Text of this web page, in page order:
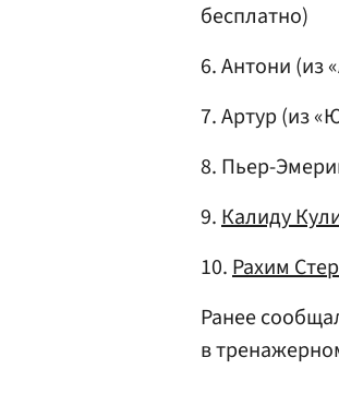
беcплатно)
6. Антони (из
7. Артур (из
8. Пьер-
9.Калиду
10.Рахим
Ранее
в